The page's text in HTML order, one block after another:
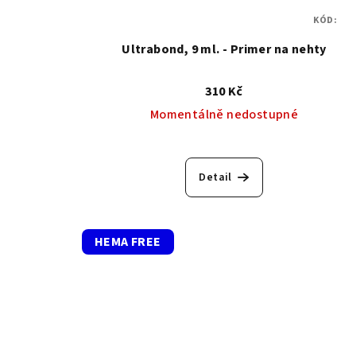
Ultrabond, 9 ml. - Primer na nehty
310 Kč
Momentálně nedostupné
Detail
KÓD:
HEMA FREE